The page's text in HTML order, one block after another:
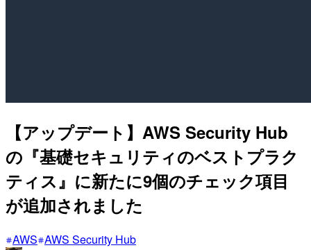
【アップデート】AWS Security Hub
の『基礎セキュリティのベストプラク
ティス』に新たに9個のチェック項目
が追加されました
AWS AWS Security Hub